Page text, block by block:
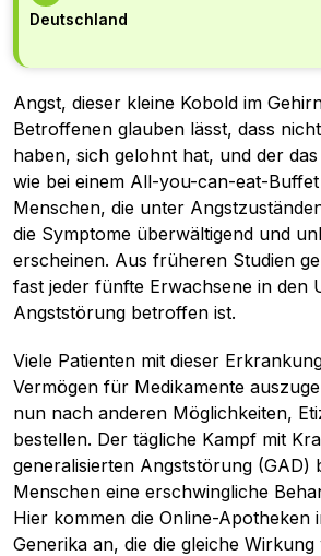
Deutschland
Angst, dieser kleine Kobold im
Betroffenen glauben lässt, dass
haben, sich gelohnt hat, und der
wie bei einem All-you-can-eat-
Menschen, die unter
die Symptome überwältigend und
erscheinen. Aus früheren Studien
fast jeder fünfte Erwachsene in den
Angststörung betroffen ist.
Viele Patienten mit dieser
Vermögen für Medikamente
nun nach anderen Möglichkeiten,
bestellen. Der tägliche Kampf mit
generalisierten Angststörung (GAD)
Menschen eine erschwingliche
Hier kommen die Online-Apotheken
Generika an, die die gleiche Wirkung